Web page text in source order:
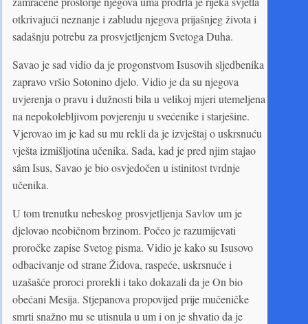
otkrivajući neznanje i zabludu njegova prijašnjeg života i
sadašnju potrebu za prosvjetljenjem Svetoga Duha.
Savao je sad vidio da je progonstvom Isusovih sljedbenika
zapravo vršio Sotonino djelo. Vidio je da su njegova
uvjerenja o pravu i dužnosti bila u velikoj mjeri utemeljena
na nepokolebljivom povjerenju u svećenike i starješine.
Vjerovao im je kad su mu rekli da je izvještaj o uskrsnuću
vješta izmišljotina učenika. Sada, kad je pred njim stajao
sâm Isus, Savao je bio osvjedočen u istinitost tvrdnje
učenika.
U tom trenutku nebeskog prosvjetljenja Savlov um je
djelovao neobičnom brzinom. Počeo je razumijevati
proročke zapise Svetog pisma. Vidio je kako su Isusovo
odbacivanje od strane Židova, raspeće, uskrsnuće i
uzašašće proroci prorekli i tako dokazali da je On bio
obećani Mesija. Stjepanova propovijed prije mučeničke
smrti snažno mu se utisnula u um i on je shvatio da je